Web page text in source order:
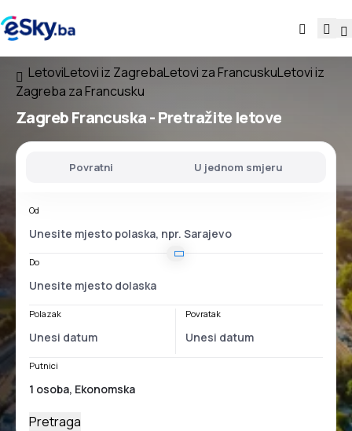
LetoviLetovi iz ZagrebaLetovi za FrancuskuLetovi iz
Zagreba za Francusku
Zagreb Francuska- Pretražite letove
Povratni U jednom smjeru
Od
Do
Polazak Povratak
Putnici
Pretraga